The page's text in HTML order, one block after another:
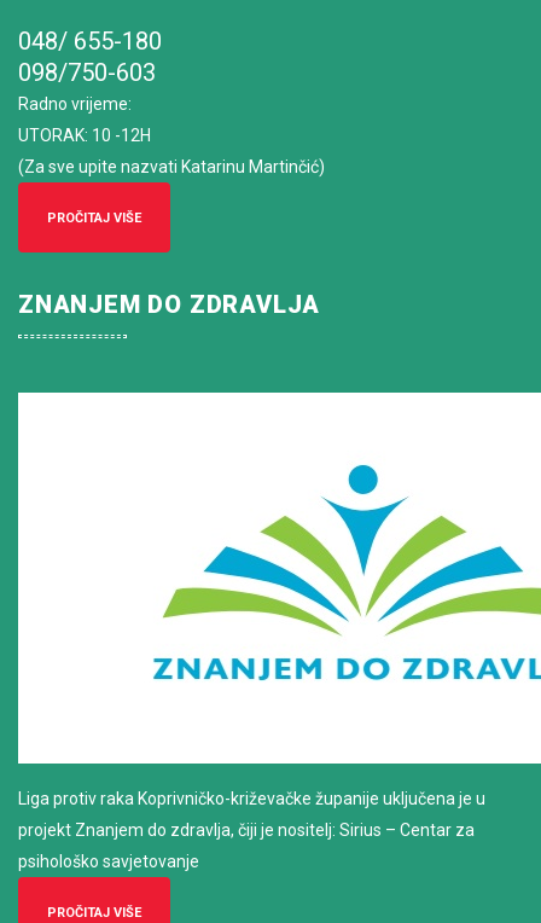
048/ 655-180
098/750-603
Radno vrijeme:
UTORAK: 10 -12H
(Za sve upite nazvati Katarinu Martinčić)
PROČITAJ VIŠE
ZNANJEM DO ZDRAVLJA
Liga protiv raka Koprivničko-križevačke županije uključena je u
projekt Znanjem do zdravlja, čiji je nositelj: Sirius – Centar za
psihološko savjetovanje
PROČITAJ VIŠE